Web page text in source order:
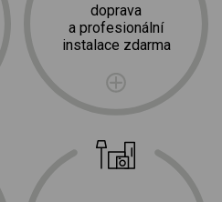
doprava
a profesionální
instalace zdarma